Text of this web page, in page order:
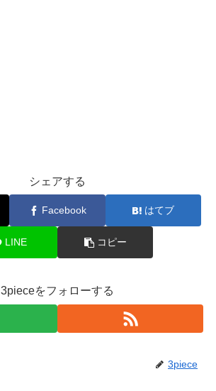
シェアする
Facebook はてブ
LINE コピー
3pieceをフォローする
3piece